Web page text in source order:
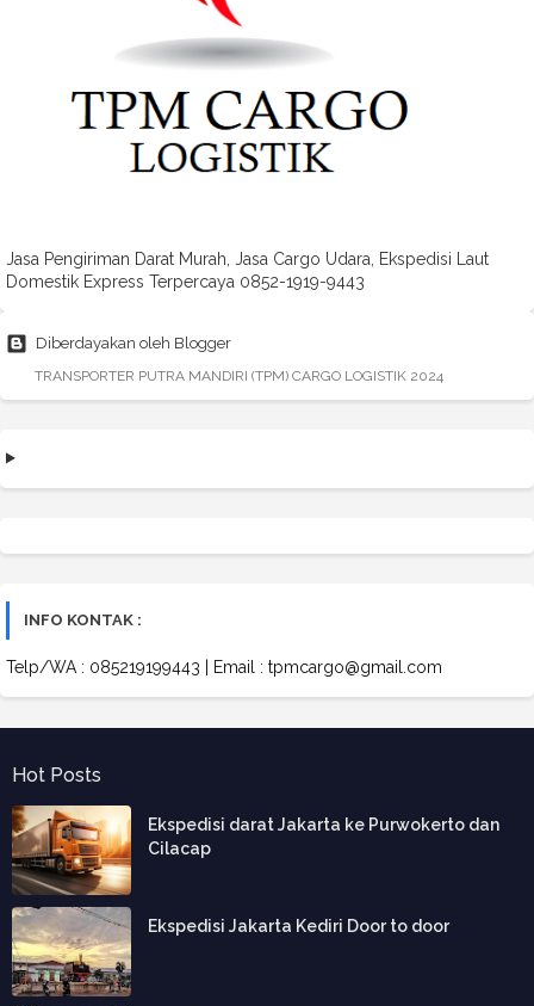
Jasa Pengiriman Darat Murah, Jasa Cargo Udara, Ekspedisi Laut
Domestik Express Terpercaya 0852-1919-9443
Diberdayakan oleh Blogger
TRANSPORTER PUTRA MANDIRI (TPM) CARGO LOGISTIK 2024
INFO KONTAK :
Telp/WA : 085219199443 | Email : tpmcargo@gmail.com
Hot Posts
Ekspedisi darat Jakarta ke Purwokerto dan
Cilacap
Ekspedisi Jakarta Kediri Door to door